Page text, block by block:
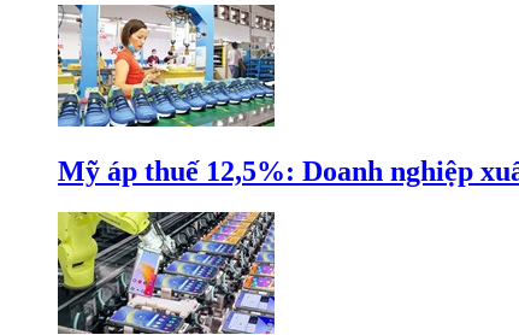
Mỹ áp thuế 12,5%: Doanh nghiệp